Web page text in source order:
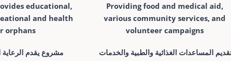
educational,
and health
orphans
مشروع يقدم الرعاية
Providing food and medical aid,
various community services, and
volunteer campaigns